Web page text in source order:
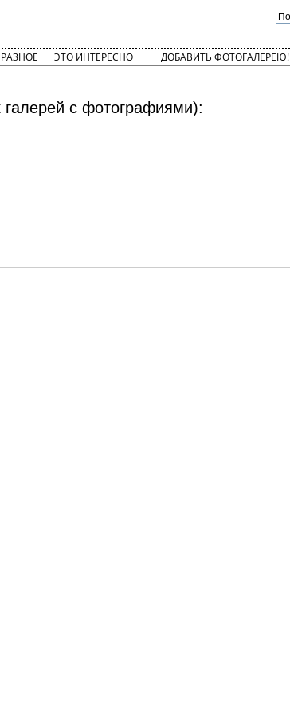
РАЗНОЕ ЭТО ИНТЕРЕСНО ДОБАВИТЬ ФОТОГАЛЕРЕЮ!
с фотографиями):